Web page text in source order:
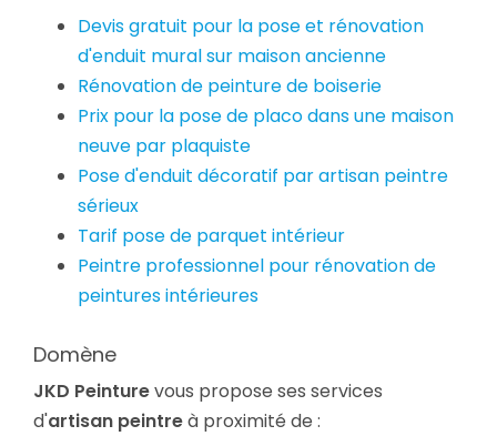
Devis gratuit pour la pose et rénovation
d'enduit mural sur maison ancienne
Rénovation de peinture de boiserie
Prix pour la pose de placo dans une maison
neuve par plaquiste
Pose d'enduit décoratif par artisan peintre
sérieux
Tarif pose de parquet intérieur
Peintre professionnel pour rénovation de
peintures intérieures
Domène
JKD Peinturevous propose ses services
d'artisan peintreà proximité de :